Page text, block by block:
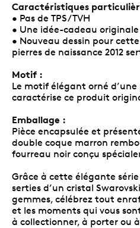
Caractéristiques
• Pas de TPS/TVH
• Une idée-cadeau originale
• Nouveau dessin pour
pierres de naissance 2012
Motif :
Le motif élégant orné
caractérise ce produit
Emballage :
Pièce encapsulée et
double coque marron
fourreau noir conçu
Grâce à cette élégante
serties d’un cristal
gemmes, célébrez tout
et les moments qui vous
à collectionner, à porter ou